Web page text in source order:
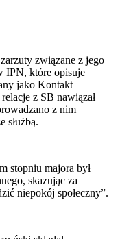
związane z jego
IPN, które opisuje
jako Kontakt
z SB nawiązał
z nim
służbą.
stopniu majora był
skazując za
niepokój społeczny”.